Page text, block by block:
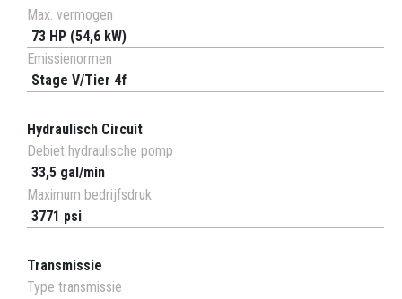
Max. vermogen
73 HP (54,6 kW)
Emissienormen
Stage V/Tier 4f
Hydraulisch Circuit
Debiet hydraulische pomp
33,5 gal/min
Maximum bedrijfsdruk
3771 psi
Transmissie
Type transmissie